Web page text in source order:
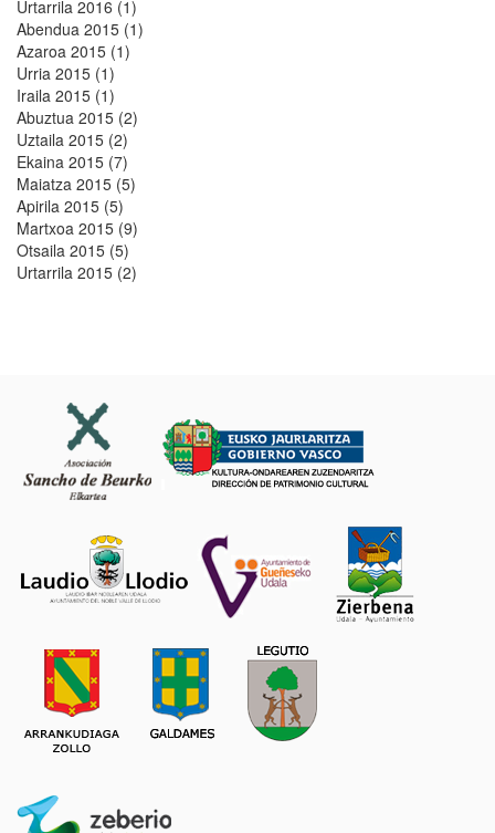
Urtarrila 2016 (1)
Abendua 2015 (1)
Azaroa 2015 (1)
Urria 2015 (1)
Iraila 2015 (1)
Abuztua 2015 (2)
Uztaila 2015 (2)
Ekaina 2015 (7)
Maiatza 2015 (5)
Apirila 2015 (5)
Martxoa 2015 (9)
Otsaila 2015 (5)
Urtarrila 2015 (2)